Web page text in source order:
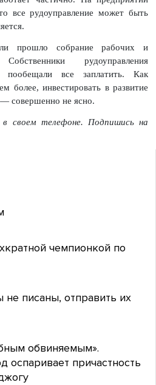
все рудоуправление может быть
прошло собрание рабочих и
рудоуправления
пообещали все заплатить. Как
более, инвестировать в развитие
совершенно не ясно.
в своем телефоне. Подпишись на
чемпионкой по
писаны, отправить их
обвиняемым».
оспаривает причастность